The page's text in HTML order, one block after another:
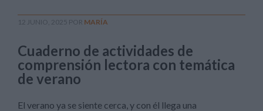
12 JUNIO, 2025 POR MARÍA
Cuaderno de actividades de
comprensión lectora con temática
de verano
El verano ya se siente cerca, y con él llega una